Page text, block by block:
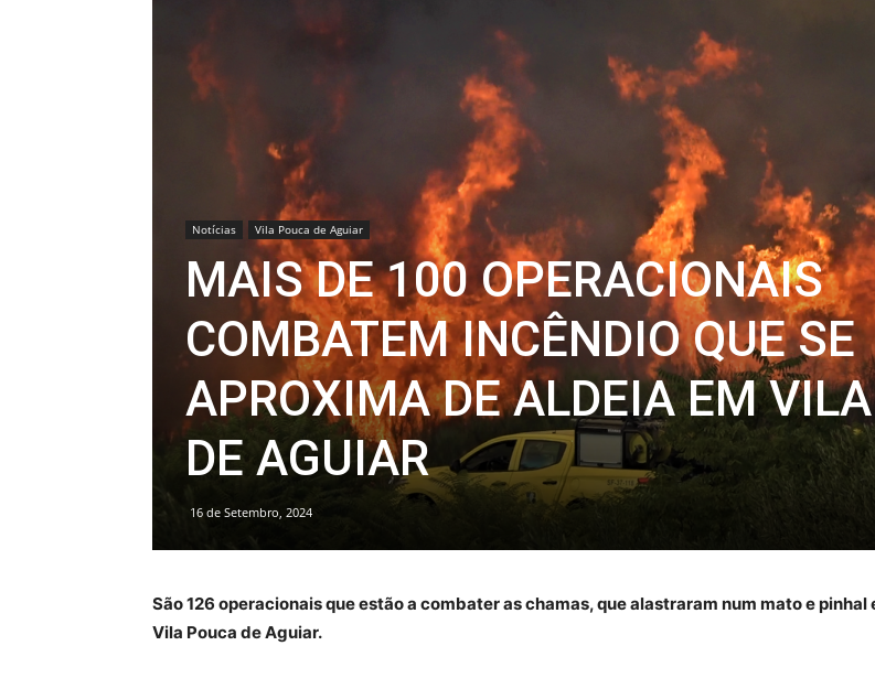
Notícias Vila Pouca de Aguiar
MAIS DE 100 OPERACIONAIS
COMBATEM INCÊNDIO QUE SE
APROXIMA DE ALDEIA EM
DE AGUIAR
16 de Setembro, 2024
São 126 operacionais que estão a combater as chamas, que alastraram num mato e
Vila Pouca de Aguiar.